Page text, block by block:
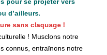
d’ailleurs.
sans claquage !
! Musclons notre
connus, entraînons notre